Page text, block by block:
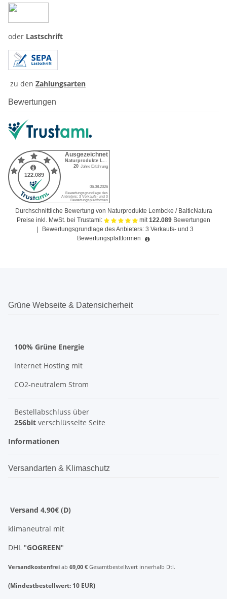
oder Lastschrift
zu den Zahlungsarten
Bewertungen
Durchschnittliche Bewertung von Naturprodukte Lembcke / BalticNatura
Preise inkl. MwSt. bei Trustami:
mit122.089 Bewertungen
Bewertungsgrundlage des Anbieters: 3 Verkaufs- und 3
Bewertungsplattformen
Grüne Webseite & Datensicherheit
100% Grüne Energie
Internet Hosting mit
CO2-neutralem Strom
Bestellabschluss über
256bit verschlüsselte Seite
Informationen
Versandarten & Klimaschutz
Versand 4,90€ (D)
klimaneutral mit
DHL "GOGREEN"
Versandkostenfrei ab 69,00 € Gesamtbestellwert innerhalb Dtl.
(Mindestbestellwert: 10 EUR)